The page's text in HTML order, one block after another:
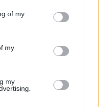
of my
my
my
che
Snow e
è
entrambi vivono
tutti e due. Per